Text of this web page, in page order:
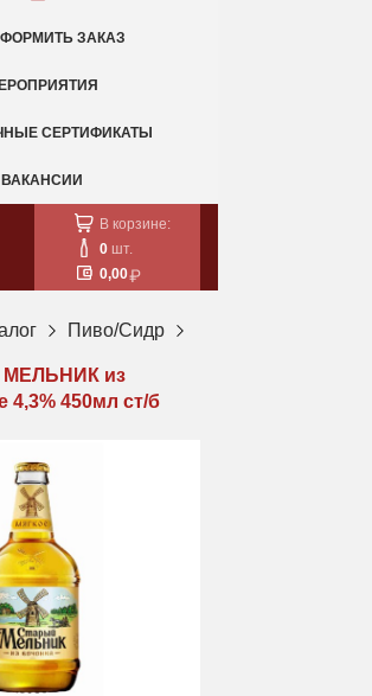
ЗАКАЗ
СЕРТИФИКАТЫ
ВАКАНСИИ
В корзине:
0 шт.
0,00
Пиво/Сидр
из
4,3% 450мл ст/б